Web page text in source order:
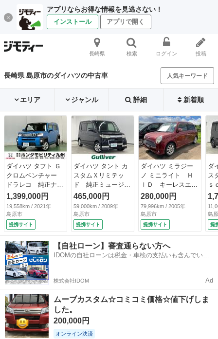
アプリならお得な情報を見逃さない！
インストール アプリで開く
長崎県 検索 ログイン 投稿
長崎県 島原市のダイハツの中古車 人気キーワード
エリア ジャンル 詳細 新着順
ダイハツ タフト Ｇ
クロムベンチャー
ドラレコ 純正ナ
ビ Ｒカメラ ブル
ートゥース フルセ
グＴＶ 誤発進抑
制 コーナセンサ
スマートキーＰスタ
ート ＴＶナビ シ
－トヒ－タ－ Ｂ
Ｔ Ａストップ 電
動格納ドアミラー
サイドエアバッグ
ＤＶＤ （検8.11）
1,399,000円
19,558km / 2021年
島原市
提携サイト
ダイハツ タント カ
スタムＸリミテッ
ド 純正ミュージッ
クプレーヤー ＡＭ
／ＦＭ／ＣＤ 片側
パワースライドド
ア キセノンヘッド
ライト フォグラン
プ パワーステアリ
ング ＩＳＯＦＩＸ
対応シート ベンチ
ト 純正ドアバイザ
465,000円
59,000km / 2009年
島原市
提携サイト
ダイハツ ミラジー
ノ ミニライト Ｈ
ＩＤ キーレスエン
トリー ＡＴ 盗難
防止システム ＡＢ
Ｓ アルミホイー
ル 衝突安全ボデ
ィ エアコン パワ
ーステアリング
（なし）
280,000円
79,996km / 2005年
島原市
提携サイト
ダ
ス
ｓ
Ｄ
ｏ
／
ル
ト
ル
ア
島
提
【自社ローン】審査通らない方へ
IDOMの自社ローンは税金・車検の支払いも含んでいる
株式会社IDOM Ad
ムーブカスタム☆コミコミ価格☆値下げしま
した。
200,000円
オンライン決済